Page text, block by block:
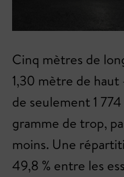
Cinq mètres de
1,30 mètre de haut
de seulement 1
gramme de trop,
moins. Une
49,8 % entre les